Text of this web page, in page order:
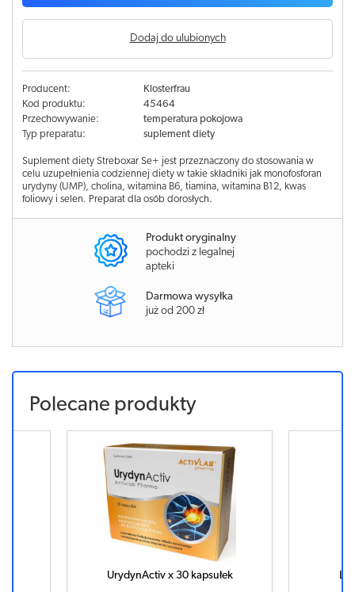
Dodaj do ulubionych
Producent:
Klosterfrau
Kod produktu:
45464
Przechowywanie:
temperatura pokojowa
Typ preparatu:
suplement diety
Suplement diety Streboxar Se+ jest przeznaczony do stosowania w
celu uzupełnienia codziennej diety w takie składniki jak monofosforan
urydyny (UMP), cholina, witamina B6, tiamina, witamina B12, kwas
foliowy i selen. Preparat dla osób dorosłych.
Produkt oryginalny
pochodzi z legalnej
apteki
Darmowa wysyłka
już od 200 zł
Polecane produkty
UrydynActiv x 30 kapsułek